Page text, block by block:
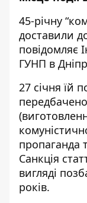
45-річну
доставили
повідомляє
ГУНП в
27 січня їй
пропаганда
Санкція
вигляді
років.